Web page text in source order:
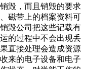
毁，而且销毁的要求
磁带上的档案资料可
毁公司把这些记载有
的过程中不会出现丢
直接处理会造成资源
来的电子设备和电子